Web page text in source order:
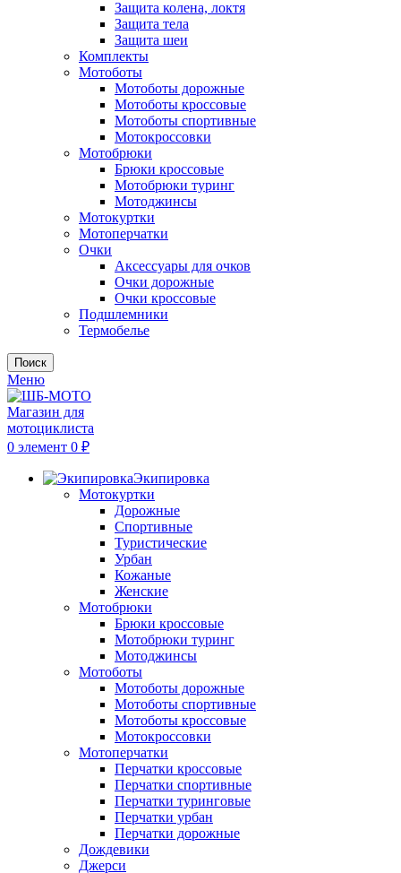
Защита колена, локтя
Защита тела
Защита шеи
Комплекты
Мотоботы
Мотоботы дорожные
Мотоботы кроссовые
Мотоботы спортивные
Мотокроссовки
Мотобрюки
Брюки кроссовые
Мотобрюки туринг
Мотоджинсы
Мотокуртки
Мотоперчатки
Очки
Аксессуары для очков
Очки дорожные
Очки кроссовые
Подшлемники
Термобелье
Поиск
Меню
0 элемент 0 ₽
Экипировка
Мотокуртки
Дорожные
Спортивные
Туристические
Урбан
Кожаные
Женские
Мотобрюки
Брюки кроссовые
Мотобрюки туринг
Мотоджинсы
Мотоботы
Мотоботы дорожные
Мотоботы спортивные
Мотоботы кроссовые
Мотокроссовки
Мотоперчатки
Перчатки кроссовые
Перчатки спортивные
Перчатки туринговые
Перчатки урбан
Перчатки дорожные
Дождевики
Джерси